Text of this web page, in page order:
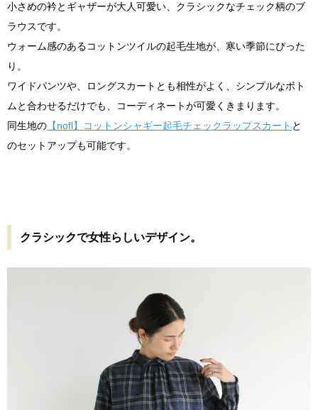
小さめの衿とギャザーが大人可愛い、クラシックなチェック柄のブ
ラウスです。
ウォーム感のあるコットンツイルの起毛生地が、寒い季節にぴった
り。
ワイドパンツや、ロングスカートとも相性がよく、シンプルなボト
ムと合わせるだけでも、コーディネートが可愛くきまります。
同生地の 【nofl】コットンシャギー起毛チェックラップスカート と
のセットアップも可能です。
クラシックで女性らしいデザイン。